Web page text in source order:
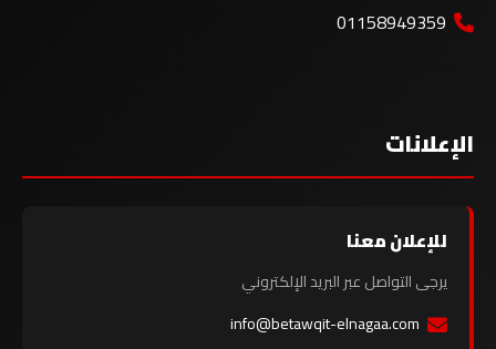
01158949359
الإعلانات
للإعلان معنا
يرجى التواصل عبر البريد الإلكتروني
info@betawqit-elnagaa.com